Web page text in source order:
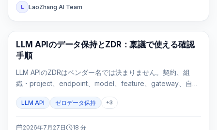
L LaoZhang AI Team
API ガイド
LLM APIのデータ保持とZDR：稟議で使える確認
手順
LLM APIのZDRはベンダー名では決まりません。契約、組
織・project、endpoint、model、feature、gateway、自社
す。
LLM API ゼロデータ保持 +3
2026年7月27日 18 分